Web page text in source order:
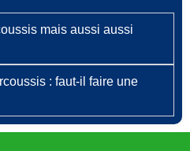
mais aussi aussi
: faut‑il faire une